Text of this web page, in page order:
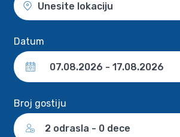
Unesite lokaciju
Datum
Broj gostiju
2 odrasla - 0 dece